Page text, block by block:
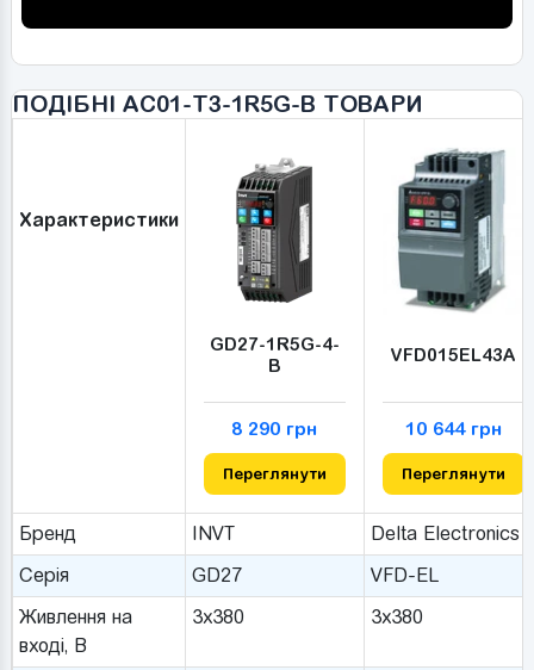
ПОДІБНІ AC01-T3-1R5G-B ТОВАРИ
Характеристики
GD27-1R5G-4-
B
8 290 грн
Переглянути
VFD015EL43A
10 644 грн
Переглянути
Бренд INVT
Delta Electronics
Серія
GD27
VFD-EL
Живлення на
вході, В
3x380 3x380